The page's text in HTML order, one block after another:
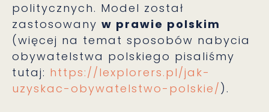
politycznych. Model został
zastosowany w prawie polskim
(więcej na temat sposobów nabycia
obywatelstwa polskiego pisaliśmy
tutaj: https://lexplorers.pl/jak-
uzyskac-obywatelstwo-polskie/ ).